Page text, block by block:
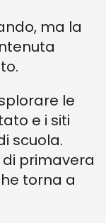
ma la
le
e i siti
scuola.
primavera
torna a